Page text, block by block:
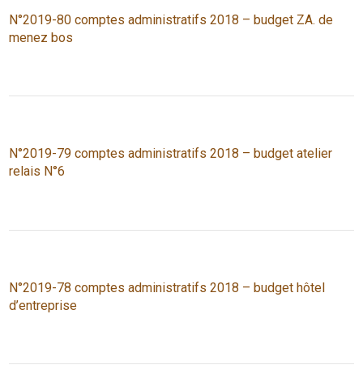
N°2019-80 comptes administratifs 2018 – budget ZA. de
menez bos
N°2019-79 comptes administratifs 2018 – budget atelier
relais N°6
N°2019-78 comptes administratifs 2018 – budget hôtel
d’entreprise